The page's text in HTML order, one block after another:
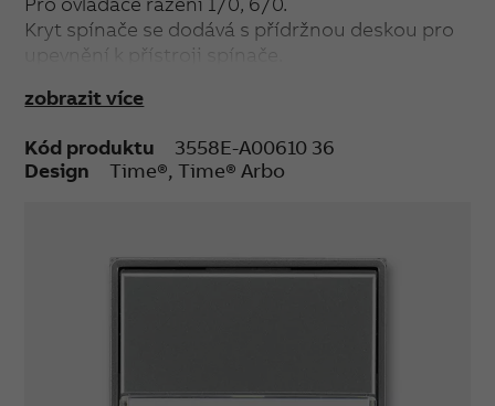
Kryt spínače se dodává s přídržnou deskou pro
upevnění k přístroji spínače.
zobrazit více
Kód produktu
3558E-A00610 36
Design
Time®, Time® Arbo